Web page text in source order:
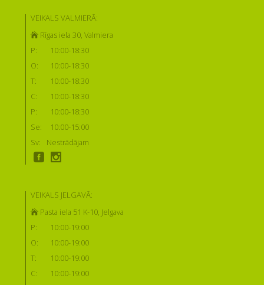
VEIKALS VALMIERĀ:
Rīgas iela 30, Valmiera
P:
10:00-18:30
O:
10:00-18:30
T:
10:00-18:30
C:
10:00-18:30
P:
10:00-18:30
Se:
10:00-15:00
Sv:
Nestrādājam
VEIKALS JELGAVĀ:
Pasta iela 51 K-10, Jelgava
P:
10:00-19:00
O:
10:00-19:00
T:
10:00-19:00
C:
10:00-19:00